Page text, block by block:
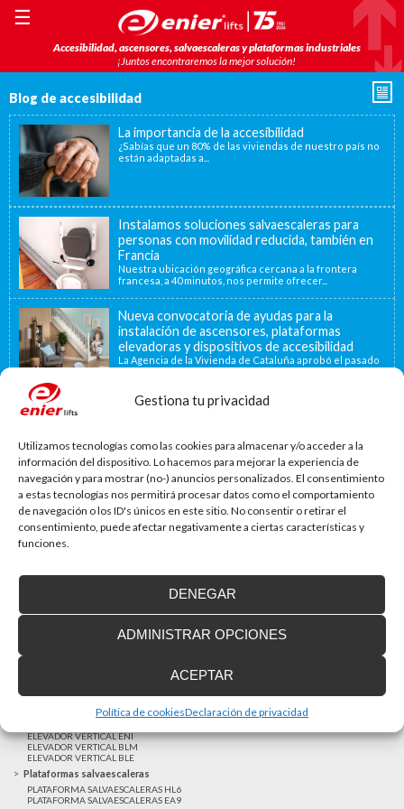
Gestiona tu privacidad
Utilizamos tecnologías como las cookies para almacenar y/o acceder a la
información del dispositivo. Lo hacemos para mejorar la experiencia de
navegación y para mostrar (no-) anuncios personalizados. El consentimiento
a estas tecnologías nos permitirá procesar datos como el comportamiento
de navegación o los ID's únicos en este sitio. No consentir o retirar el
consentimiento, puede afectar negativamente a ciertas características y
funciones.
ACEPTAR
DENEGAR
ADMINISTRAR OPCIONES
Política de cookiesDeclaración de privacidad
Accesibilidad, ascensores, salvaescaleras y plataformas industriales
¡Juntos encontraremos la mejor solución!
☰
Blog de accesibilidad
La importancia de la accesibilidad
¿Sabías que un 80% de las viviendas de nuestro país no
están adaptadas a...
Instalamos soluciones salvaescaleras para
personas con movilidad reducida, también en
Francia
Nuestra ubicación geográfica cercana a la frontera
francesa, a 40 minutos, nos permite ofrecer...
Nueva convocatoria de ayudas para la
instalación de ascensores, plataformas
elevadoras y dispositivos de accesibilidad
La Agencia de la Vivienda de Cataluña aprobó el pasado
15 de noviembre de...
La accesibilidad universal es una prioridad
MAS NOTICIAS
Elevadores verticales
ELEVADOR VERTICAL ENI
ELEVADOR VERTICAL BLM
ELEVADOR VERTICAL BLE
Plataformas salvaescaleras
PLATAFORMA SALVAESCALERAS HL6
PLATAFORMA SALVAESCALERAS EA9